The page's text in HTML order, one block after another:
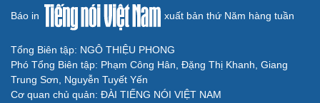
Báo in xuất bản thứ Năm hàng tuần
Tổng Biên tập: NGÔ THIỆU PHONG
Phó Tổng Biên tập: Phạm Công Hân, Đặng Thị Khanh, Giang
Trung Sơn, Nguyễn Tuyết Yến
Cơ quan chủ quản: ĐÀI TIẾNG NÓI VIỆT NAM